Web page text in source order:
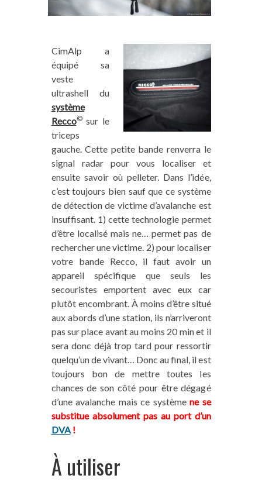
CimAlp a
équipé sa
veste
ultrashell du
système
Recco©sur le
triceps
gauche. Cette petite bande renverra le
signal radar pour vous localiser et
ensuite savoir où pelleter. Dans l’idée,
c’est toujours bien sauf que ce système
de détection de victime d’avalanche est
insuffisant. 1) cette technologie permet
d’être localisé mais ne… permet pas de
rechercher une victime. 2) pour localiser
votre bande Recco, il faut avoir un
appareil spécifique que seuls les
secouristes emportent avec eux car
plutôt encombrant. À moins d’être situé
aux abords d’une station, ils n’arriveront
pas sur place avant au moins 20 min et il
sera donc déjà trop tard pour ressortir
quelqu’un de vivant… Donc au final, il est
toujours bon de mettre toutes les
chances de son côté pour être dégagé
d’une avalanche mais ce système ne se
substitue absolument pas au port d’un
DVA!
À utiliser